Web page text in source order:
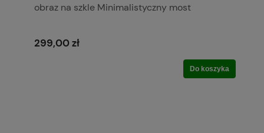
obraz na szkle Minimalistyczny most
299,00 zł
Do koszyka